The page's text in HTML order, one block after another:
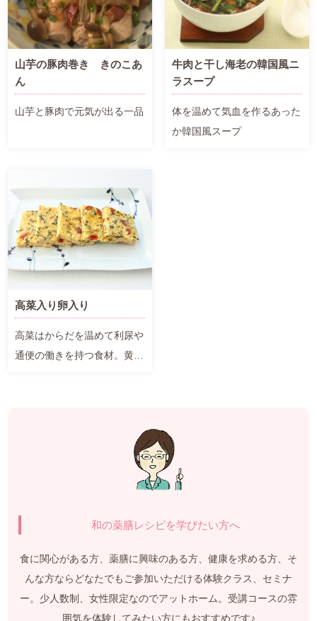
山芋の豚肉巻き きのこあ
ん
山芋と豚肉で元気が出る一品
牛肉と干し海老の韓国風ニ
ラスープ
体を温めて気血を作るあった
か韓国風スープ
高菜入り卵入り
高菜はからだを温めて利尿や
通便の働きを持つ食材。黄色
和の薬膳レシピを学びたい方へ
食に関心がある方、薬膳に興味のある方、健康を求める方、そ
んな方ならどなたでもご参加いただける体験クラス、セミナ
ー。少人数制、女性限定なのでアットホーム。受講コースの雰
囲気を体験してみたい方にもおすすめです♪